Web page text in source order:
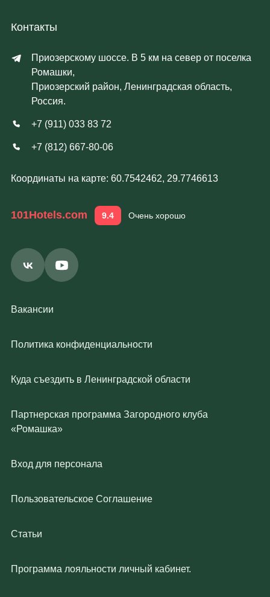
Контакты
Приозерскому шоссе. В 5 км на север от поселка
Ромашки,
Приозерский район, Ленинградская область,
Россия.
+7 (911) 033 83 72
+7 (812) 667-80-06
Координаты на карте: 60.7542462, 29.7746613
101Hotels.com 9.4 Очень хорошо
Вакансии
Политика конфиденциальности
Куда съездить в Ленинградской области
Партнерская программа Загородного клуба
«Ромашка»
Вход для персонала
Пользовательское Соглашение
Статьи
Программа лояльности личный кабинет.